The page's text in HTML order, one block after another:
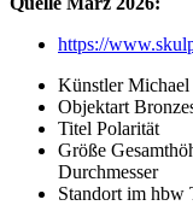
https://
Künstler Michael
Objektart
Titel Polarität
Größe
Durchmesser
Standort im hbw